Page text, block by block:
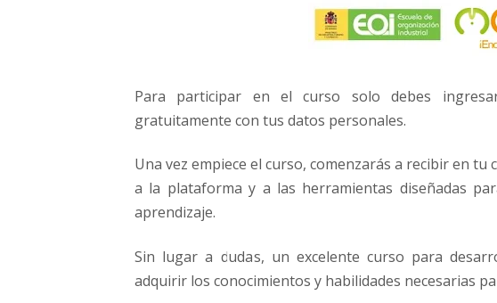
Para participar en el curso solo debes
gratuitamente con tus datos personales.
Una vez empiece el curso, comenzarás a recibir en
a la plataforma y a las herramientas diseñadas
aprendizaje.
Sin lugar a dudas, un excelente curso para
adquirir los conocimientos y habilidades necesarias